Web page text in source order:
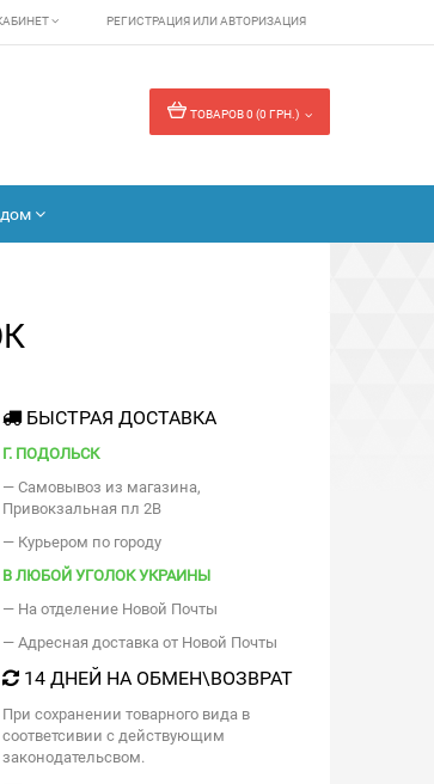
РЕГИСТРАЦИЯ ИЛИАВТОРИЗАЦИЯ
ТОВАРОВ 0 (0 ГРН.)
БЫСТРАЯ ДОСТАВКА
Г. ПОДОЛЬСК
— Самовывоз из магазина,
Привокзальная пл 2В
— Курьером по городу
В ЛЮБОЙ УГОЛОК УКРАИНЫ
— На отделение Новой Почты
— Адресная доставка от Новой Почты
14 ДНЕЙ НА ОБМЕН\ВОЗВРАТ
При сохранении товарного вида в
соответсивии с действующим
законодательсвом.